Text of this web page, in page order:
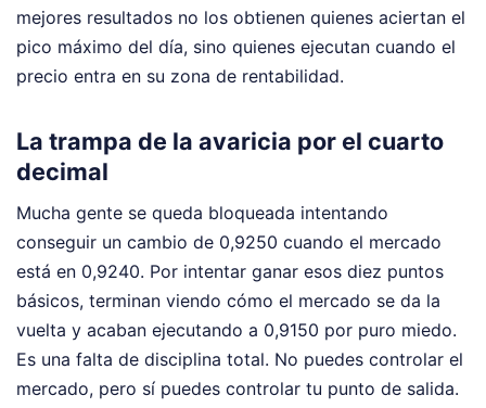
mejores resultados no los obtienen quienes aciertan el
pico máximo del día, sino quienes ejecutan cuando el
precio entra en su zona de rentabilidad.
La trampa de la avaricia por el cuarto
decimal
Mucha gente se queda bloqueada intentando
conseguir un cambio de 0,9250 cuando el mercado
está en 0,9240. Por intentar ganar esos diez puntos
básicos, terminan viendo cómo el mercado se da la
vuelta y acaban ejecutando a 0,9150 por puro miedo.
Es una falta de disciplina total. No puedes controlar el
mercado, pero sí puedes controlar tu punto de salida.